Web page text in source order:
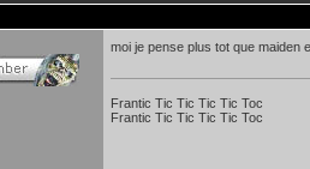
moi je pense plus tot que maiden
Frantic Tic Tic Tic Tic Toc
Frantic Tic Tic Tic Tic Toc